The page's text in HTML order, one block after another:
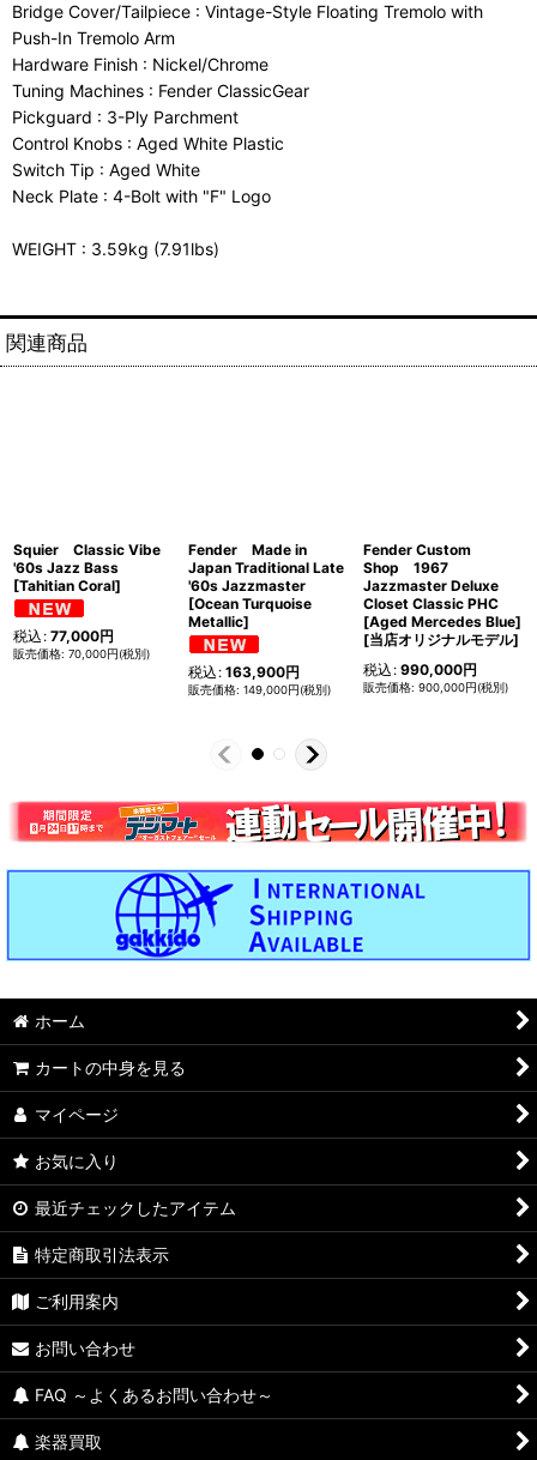
Bridge Cover/Tailpiece : Vintage-Style Floating Tremolo with
Push-In Tremolo Arm
Hardware Finish : Nickel/Chrome
Tuning Machines : Fender ClassicGear
Pickguard : 3-Ply Parchment
Control Knobs : Aged White Plastic
Switch Tip : Aged White
Neck Plate : 4-Bolt with "F" Logo
WEIGHT : 3.59kg (7.91lbs)
関連商品
Squier Classic Vibe
'60s Jazz Bass
[Tahitian Coral]
70,000円(税別)
税込 : 77,000円
Fender Made in
Japan Traditional Late
'60s Jazzmaster
[Ocean Turquoise
Metallic]
149,000円(税別)
税込 : 163,900円
Fender Custom
Shop 1967
Jazzmaster Deluxe
Closet Classic PHC
[Aged Mercedes Blue]
[当店オリジナルモデル]
900,000円(税別)
税込 : 990,000円
ホーム
カートの中身を見る
マイページ
お気に入り
最近チェックしたアイテム
特定商取引法表示
ご利用案内
お問い合わせ
FAQ ～よくあるお問い合わせ～
楽器買取